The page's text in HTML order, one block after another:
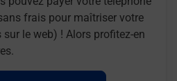
frais pour maîtriser votre
le web) ! Alors profitez-en